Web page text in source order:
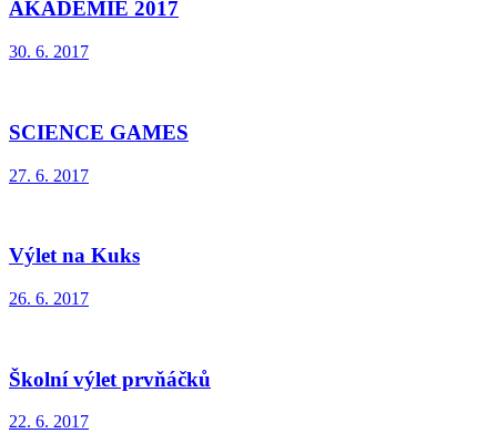
AKADEMIE 2017
30. 6. 2017
SCIENCE GAMES
27. 6. 2017
Výlet na Kuks
26. 6. 2017
Školní výlet prvňáčků
22. 6. 2017